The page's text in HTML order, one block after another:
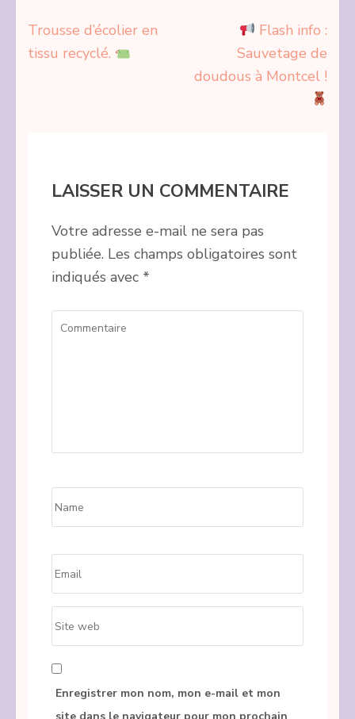
Navigation
de
Trousse d’écolier en
tissu recyclé.
Flash info :
Sauvetage de
doudous à Montcel !
LAISSER UN COMMENTAIRE
Votre adresse e-mail ne sera pas
publiée. Les champs obligatoires sont
indiqués avec *
Commentaire
web
Enregistrer mon nom, mon e-mail et mon